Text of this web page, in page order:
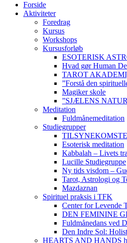
Forside
Aktiviteter
Foredrag
Kursus
Workshops
Kursusforløb
ESOTERISK
Hvad gør Human
TAROT AKADEMI,
”Forstå den
Magiker skole
”SJÆLENS
Meditation
Fuldmånemeditation
Studiegrupper
Esoterisk meditation
Kabbalah – Livets
Lucille Studiegruppe
Ny tids visdom –
Tarot, Astrologi og
Mazdaznan
Spirituel praksis i TFK
Center for Levende
DEN FEMININE
Fuldmånedans ved
Den Indre Sol:
HEARTS AND HANDS